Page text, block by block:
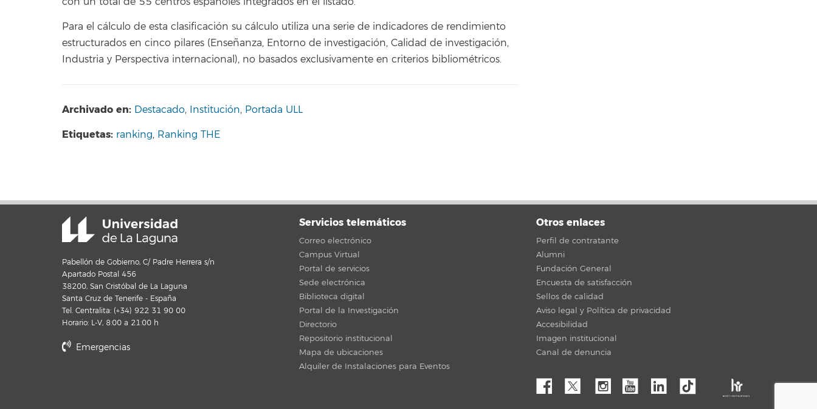
Para el cálculo de esta clasificación su cálculo utiliza una serie de indicadores de rendimiento
estructurados en cinco pilares (Enseñanza, Entorno de investigación, Calidad de investigación,
Industria y Perspectiva internacional), no basados exclusivamente en criterios bibliométricos.
Archivado en: Destacado, Institución, Portada ULL
Etiquetas: ranking, Ranking THE
Pabellón de Gobierno, C/ Padre Herrera s/n
Apartado Postal 456
38200, San Cristóbal de La Laguna
Santa Cruz de Tenerife - España
Tel. Centralita: (+34) 922 31 90 00
Horario: L-V, 8:00 a 21:00 h
Emergencias
Servicios telemáticos
Correo electrónico
Campus Virtual
Portal de servicios
Sede electrónica
Biblioteca digital
Portal de la Investigación
Directorio
Repositorio institucional
Mapa de ubicaciones
Alquiler de Instalaciones para Eventos
Otros enlaces
Perfil de contratante
Alumni
Fundación General
Encuesta de satisfacción
Sellos de calidad
Aviso legal y Política de privacidad
Accesibilidad
Imagen institucional
Canal de denuncia